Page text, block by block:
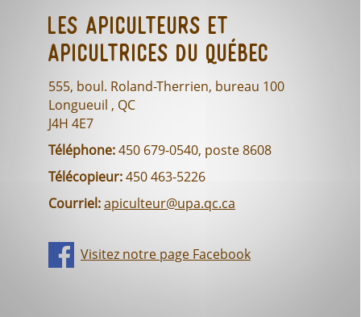
Les Apiculteurs et
Apicultrices du Québec
555, boul. Roland-Therrien, bureau 100
Longueuil , QC
J4H 4E7
Téléphone:450 679-0540, poste 8608
Télécopieur:450 463-5226
Courriel:apiculteur@upa.qc.ca
Visitez notre page Facebook